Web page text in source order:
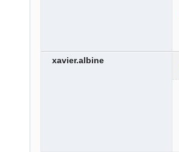
xavier.albine